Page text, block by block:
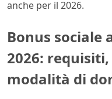
anche per il 2026.
Bonus sociale
2026:
modalità di